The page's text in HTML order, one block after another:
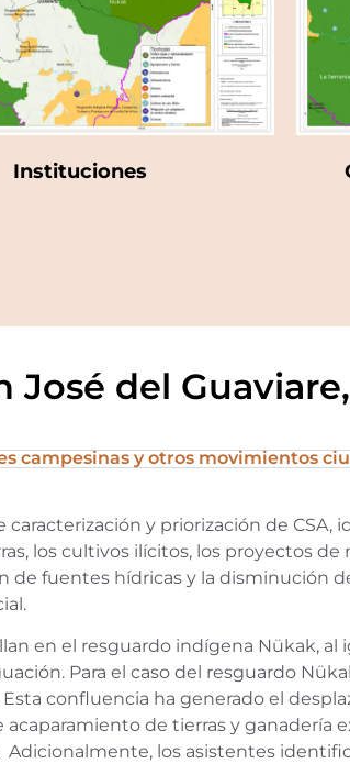
Instituciones
del
campesinas y otros movimientos
y priorización de CSA,
los cultivos ilícitos, los proyectos
fuentes hídricas y la disminución
en el resguardo indígena Nükak, al
Para el caso del resguardo
confluencia ha generado el
de tierras y ganadería
los asistentes